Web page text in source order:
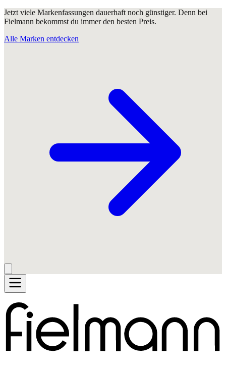
Jetzt viele Markenfassungen dauerhaft noch günstiger. Denn bei
Fielmann bekommst du immer den besten Preis.
Alle Marken entdecken